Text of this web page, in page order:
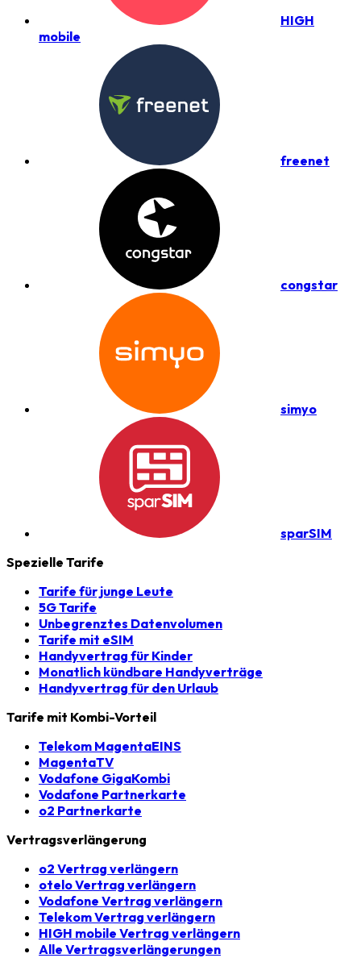
HIGH
mobile
freenet
congstar
simyo
sparSIM
Spezielle Tarife
Tarife für junge Leute
5G Tarife
Unbegrenztes Datenvolumen
Tarife mit eSIM
Handyvertrag für Kinder
Monatlich kündbare Handyverträge
Handyvertrag für den Urlaub
Tarife mit Kombi-Vorteil
Telekom MagentaEINS
MagentaTV
Vodafone GigaKombi
Vodafone Partnerkarte
o2 Partnerkarte
Vertragsverlängerung
o2 Vertrag verlängern
otelo Vertrag verlängern
Vodafone Vertrag verlängern
Telekom Vertrag verlängern
HIGH mobile Vertrag verlängern
Alle Vertragsverlängerungen